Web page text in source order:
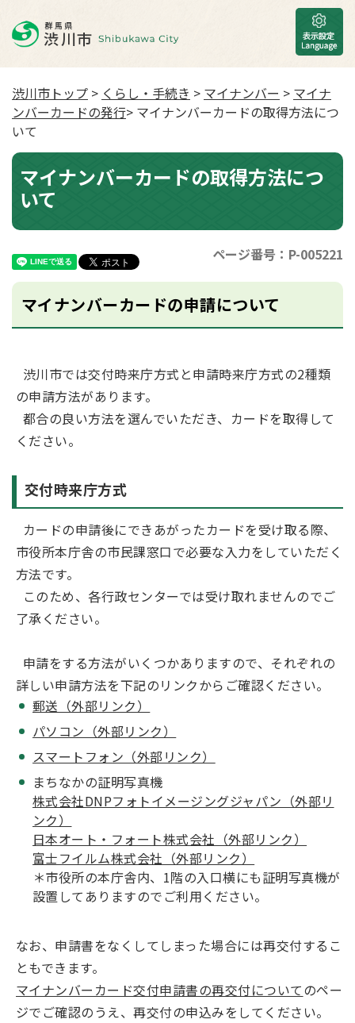
渋川市トップ > くらし・手続き > マイナンバー > マイナ
ンバーカードの発行> マイナンバーカードの取得方法につ
いて
マイナンバーカードの取得方法につ
いて
ページ番号：P-005221
マイナンバーカードの申請について
渋川市では交付時来庁方式と申請時来庁方式の2種類
の申請方法があります。
都合の良い方法を選んでいただき、カードを取得して
ください。
交付時来庁方式
カードの申請後にできあがったカードを受け取る際、
市役所本庁舎の市民課窓口で必要な入力をしていただく
方法です。
このため、各行政センターでは受け取れませんのでご
了承ください。
申請をする方法がいくつかありますので、それぞれの
詳しい申請方法を下記のリンクからご確認ください。
郵送（外部リンク）
パソコン（外部リンク）
スマートフォン（外部リンク）
まちなかの証明写真機
株式会社DNPフォトイメージングジャパン（外部リ
ンク）
日本オート・フォート株式会社（外部リンク）
富士フイルム株式会社（外部リンク）
＊市役所の本庁舎内、1階の入口横にも証明写真機が
設置してありますのでご利用ください。
なお、申請書をなくしてしまった場合には再交付するこ
ともできます。
マイナンバーカード交付申請書の再交付についてのペー
ジでご確認のうえ、再交付の申込みをしてください。